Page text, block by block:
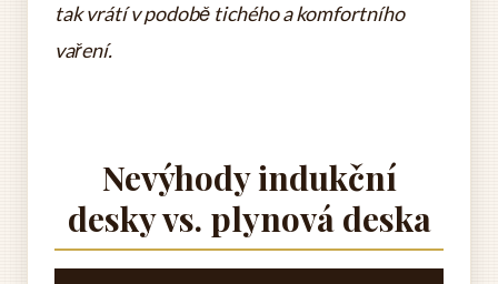
tak vrátí v podobě tichého a komfortního
vaření.
Nevýhody indukční
desky vs. plynová deska